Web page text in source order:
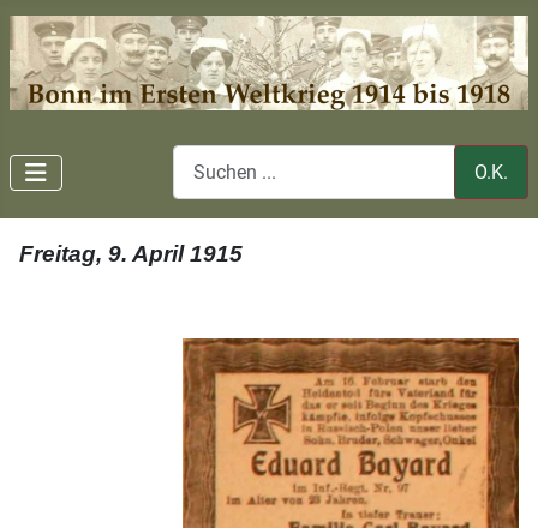
O.K.
Freitag, 9. April 1915